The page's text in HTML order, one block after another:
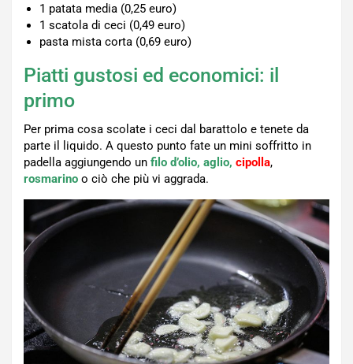
1 patata media (0,25 euro)
1 scatola di ceci (0,49 euro)
pasta mista corta (0,69 euro)
Piatti gustosi ed economici: il
primo
Per prima cosa scolate i ceci dal barattolo e tenete da
parte il liquido. A questo punto fate un mini soffritto in
padella aggiungendo un filo d’olio, aglio, cipolla,
rosmarino o ciò che più vi aggrada.